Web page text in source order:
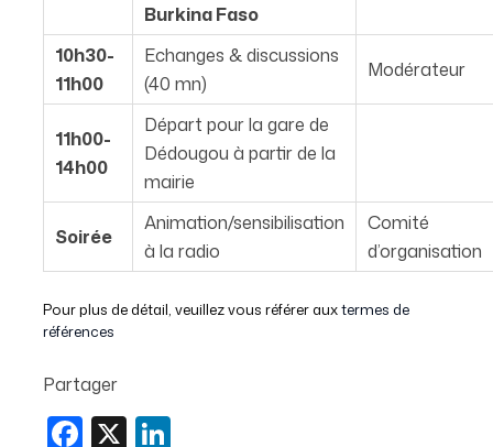
Burkina Faso
10h30-
11h00
Echanges & discussions
(40 mn)
Modérateur
11h00-
14h00
Départ pour la gare de
Dédougou à partir de la
mairie
Soirée
Animation/sensibilisation
à la radio
Comité
d’organisation
Pour plus de détail, veuillez vous référer auxtermes de
références
Partager
Facebook
X